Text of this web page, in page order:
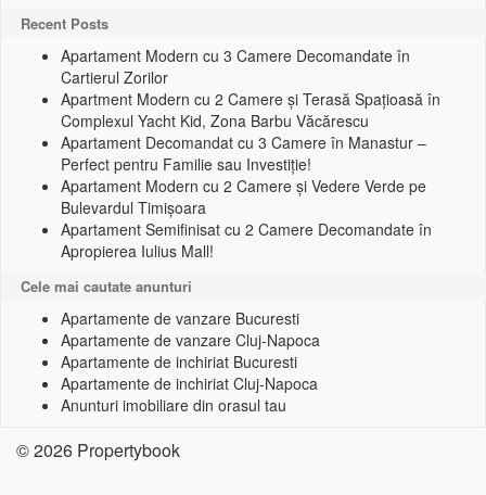
Recent Posts
Apartament Modern cu 3 Camere Decomandate în
Cartierul Zorilor
Apartment Modern cu 2 Camere și Terasă Spațioasă în
Complexul Yacht Kid, Zona Barbu Văcărescu
Apartament Decomandat cu 3 Camere în Manastur –
Perfect pentru Familie sau Investiție!
Apartament Modern cu 2 Camere și Vedere Verde pe
Bulevardul Timișoara
Apartament Semifinisat cu 2 Camere Decomandate în
Apropierea Iulius Mall!
Cele mai cautate anunturi
Apartamente de vanzare Bucuresti
Apartamente de vanzare Cluj-Napoca
Apartamente de inchiriat Bucuresti
Apartamente de inchiriat Cluj-Napoca
Anunturi imobiliare din orasul tau
© 2026 Propertybook